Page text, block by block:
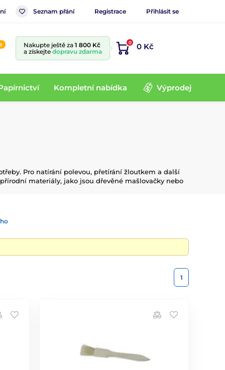
Seznam přání Registrace Přihlásit se
Nakupte ještě za 1 800 Kč
a získejte dopravu zdarma
0 0 Kč
Kompletní nabídka Výprodej
Pro natírání polevou, přetírání žloutkem a další
materiály, jako jsou dřevěné mašlovačky nebo
1